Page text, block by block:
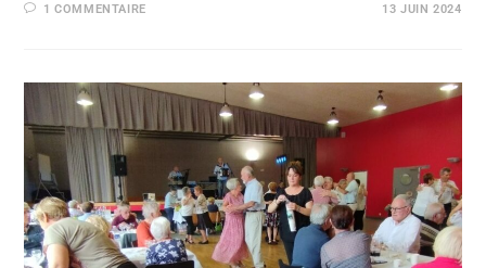
1 COMMENTAIRE 13 JUIN 2024